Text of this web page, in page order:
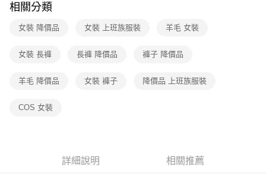
後付繳納相關費用。
是否繳費成功／繳費後需取消欲退款等相關疑問，請聯繫「AFTEE先享後付
易，需依本服務之必要範圍內提供個人資料，並將交易相關給付款項請求債
２．關於個人資料處理事宜，請瀏覽以下網址：
４．使用「AFTEE先享後付」時，將依據個別帳號之用戶狀況，依本公司即
免運費
免運費
相關分類
女裝 降價品 女裝 上班族服裝 羊毛 女裝
女裝 長褲 長褲 降價品 褲子 降價品
羊毛 降價品 女裝 褲子 降價品 上班族服裝
COS 女裝
詳細說明 相關推薦